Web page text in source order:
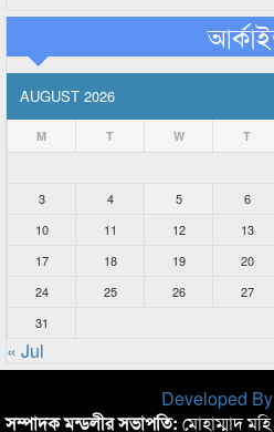
AUGUST 2026
M T W T
3
4 5 6
10
11 12 13
17
18 19 20
24
25 26 27
31
« Jul
Developed By
সম্পাদক মন্ডলীর সভাপতি: মোহাম্মাদ